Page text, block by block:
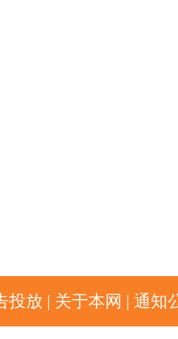
投放 | 关于本网 | 通知